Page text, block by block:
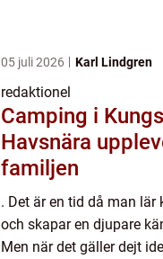
05 juli 2026 Karl Lindgren
redaktionel
Camping i
Havsnära
familjen
. Det är en tid då man
och skapar en djupare
Men när det gäller dejt